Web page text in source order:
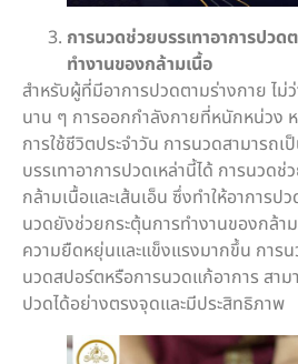
การนวดช่วยบรรเทาอาการปวด
ทำงานของกล้ามเนื้อ
สำหรับผู้ที่มีอาการปวดตามร่างกาย ไม่
นาน ๆ การออกกำลังกายที่หนักหน่วง
การใช้ชีวิตประจำวัน การนวดสามารถเ
บรรเทาอาการปวดเหล่านี้ได้ การนวด
กล้ามเนื้อและเส้นเอ็น ซึ่งทำให้อาการ
นวดยังช่วยกระตุ้นการทำงานของกล้า
ความยืดหยุ่นและแข็งแรงมากขึ้น การน
นวดสปอร์ตหรือการนวดแก้อาการ สาม
ปวดได้อย่างตรงจุดและมีประสิทธิภาพ